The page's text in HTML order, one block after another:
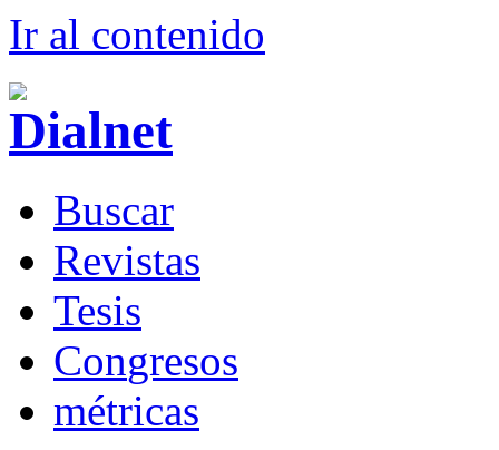
Ir al contenido
Buscar
Revistas
Tesis
Congresos
métricas